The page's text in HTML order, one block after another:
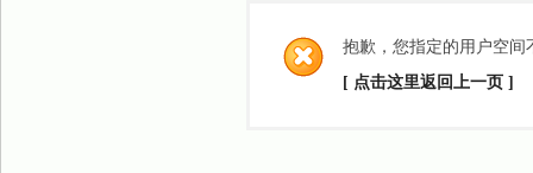
索
抱歉，您指定的用户空间
[ 点击这里返回上一页 ]